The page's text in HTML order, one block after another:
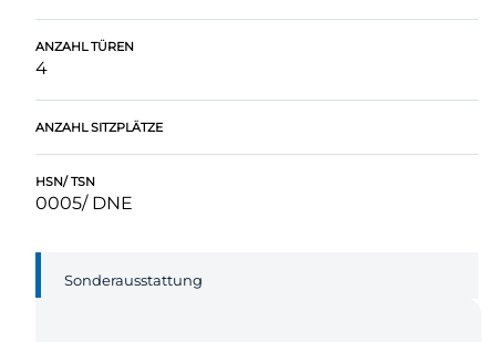
ANZAHL TÜREN
4
ANZAHL SITZPLÄTZE
HSN/ TSN
0005/ DNE
Sonderausstattung